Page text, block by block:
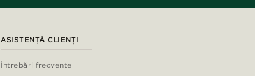
ASISTENȚĂ CLIENȚI
Întrebări frecvente